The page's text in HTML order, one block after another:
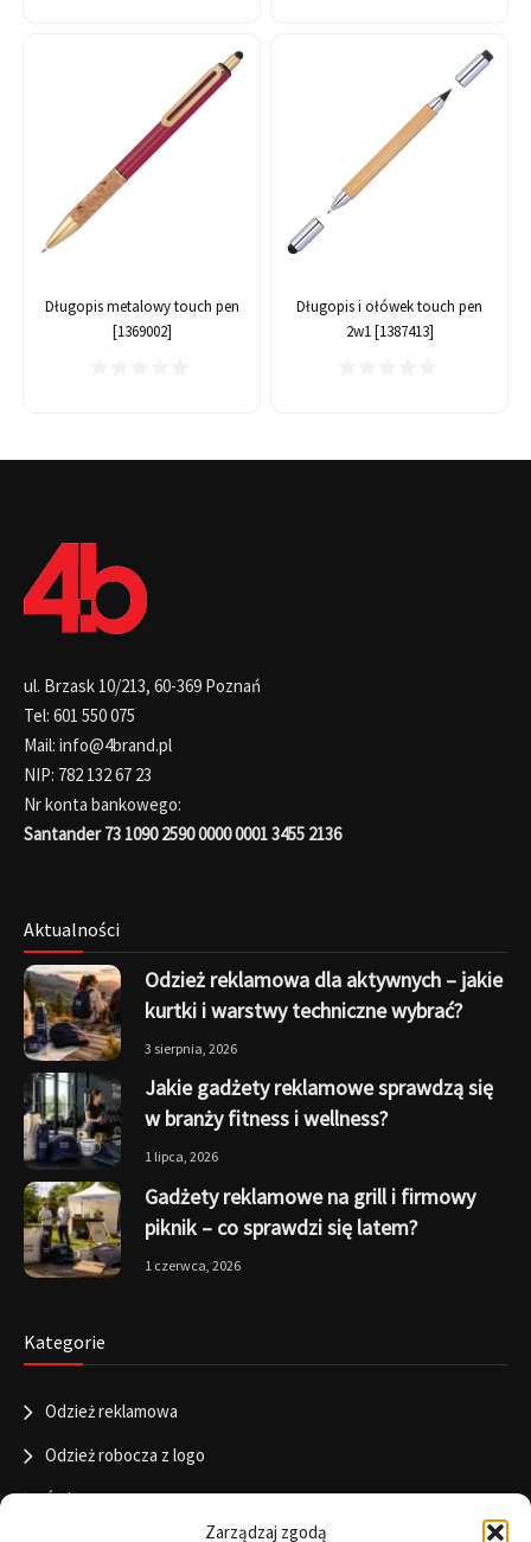
Zarządzaj zgodą
Długopis metalowy touch pen
[1369002]
Długopis i ołówek touch pen
2w1 [1387413]
ul. Brzask 10/213, 60-369 Poznań
Tel: 601 550 075
Mail: info@4brand.pl
NIP: 782 132 67 23
Nr konta bankowego:
Santander 73 1090 2590 0000 0001 3455 2136
Aktualności
Odzież reklamowa dla aktywnych – jakie
kurtki i warstwy techniczne wybrać?
3 sierpnia, 2026
Jakie gadżety reklamowe sprawdzą się
w branży fitness i wellness?
1 lipca, 2026
Gadżety reklamowe na grill i firmowy
piknik – co sprawdzi się latem?
1 czerwca, 2026
Kategorie
Odzież reklamowa
Odzież robocza z logo
Święta